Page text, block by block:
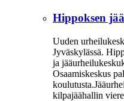
Hippoksen
Uuden
Jyväskylässä.
ja
Osaamiskeskus
kilpajäähallin